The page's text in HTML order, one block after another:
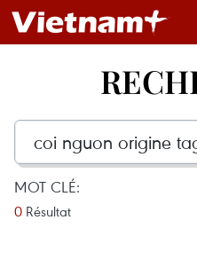
MOT CLÉ:
0 Résultat